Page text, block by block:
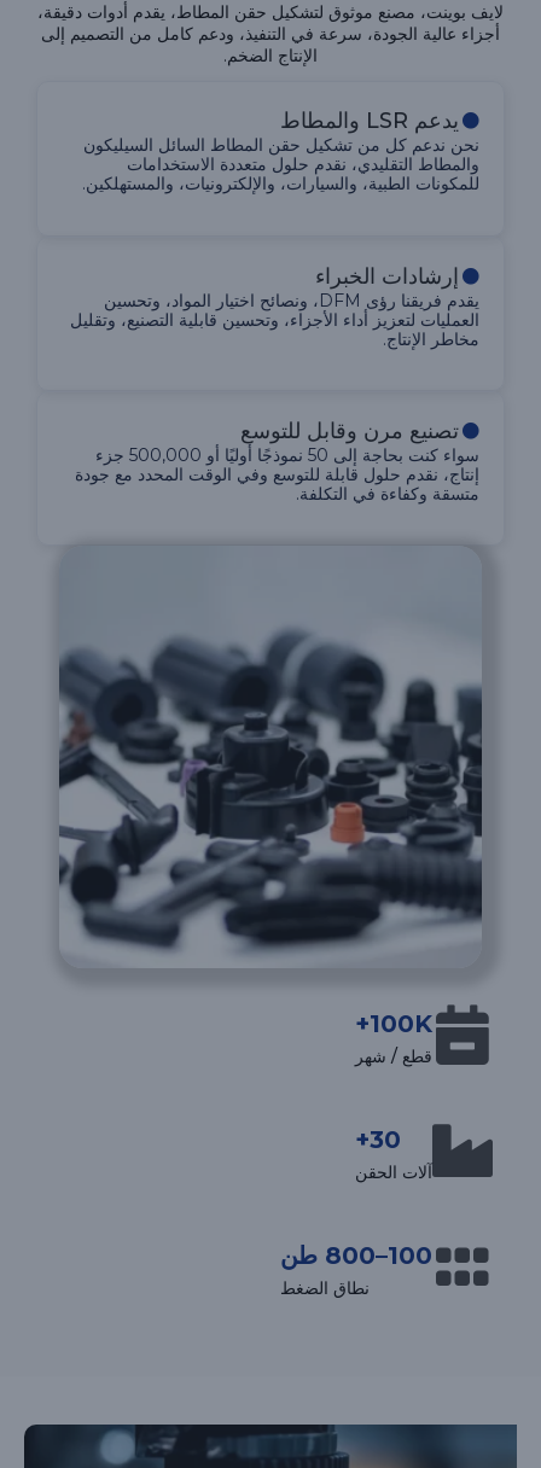
لايف بوينت، مصنع موثوق لتشكيل حقن المطاط، يقدم أدوات دقيقة،
أجزاء عالية الجودة، سرعة في التنفيذ، ودعم كامل من التصميم إلى
الإنتاج الضخم.
يدعم LSR والمطاط
نحن ندعم كل من تشكيل حقن المطاط السائل السيليكون
والمطاط التقليدي، نقدم حلول متعددة الاستخدامات
للمكونات الطبية، والسيارات، والإلكترونيات، والمستهلكين.
إرشادات الخبراء
يقدم فريقنا رؤى DFM، ونصائح اختيار المواد، وتحسين
العمليات لتعزيز أداء الأجزاء، وتحسين قابلية التصنيع، وتقليل
مخاطر الإنتاج.
تصنيع مرن وقابل للتوسع
سواء كنت بحاجة إلى 50 نموذجًا أوليًا أو 500,000 جزء
إنتاج، نقدم حلول قابلة للتوسع وفي الوقت المحدد مع جودة
متسقة وكفاءة في التكلفة.
100K+
قطع / شهر
30+
آلات الحقن
100–800 طن
نطاق الضغط